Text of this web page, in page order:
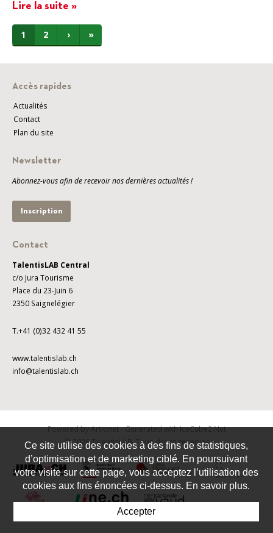
Lire la suite »
1 2 › »
Accès rapides
Actualités
Contact
Plan du site
Newsletter
Abonnez-vous afin de recevoir nos dernières actualités !
Inscription
Contact
TalentisLAB Central
c/o Jura Tourisme
Place du 23-Juin 6
2350 Saignelégier
T.+41 (0)32 432 41 55
www.talentislab.ch
info@talentislab.ch
Powered by Artionet-Generated with IceCube2.Net
© 2026 TalentisLAB. Tous droits réservés
Ce site utilise des cookies à des fins de statistiques,
d’optimisation et de marketing ciblé. En poursuivant
votre visite sur cette page, vous acceptez l’utilisation des
cookies aux fins énoncées ci-dessus. En savoir plus.
Accepter